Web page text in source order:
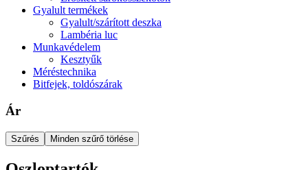
Gyalult termékek
Gyalult/szárított deszka
Lambéria luc
Munkavédelem
Kesztyűk
Méréstechnika
Bitfejek, toldószárak
Ár
Szűrés Minden szűrő törlése